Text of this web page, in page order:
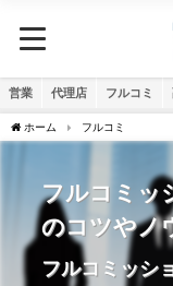
営業 代理店 フルコミ
ホーム フルコミ
フルコミッ
のコツやノ
フルコミッシ